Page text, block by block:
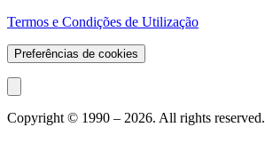
Termos e Condições de Utilização
Preferências de cookies
Copyright © 1990 – 2026. All rights reserved.